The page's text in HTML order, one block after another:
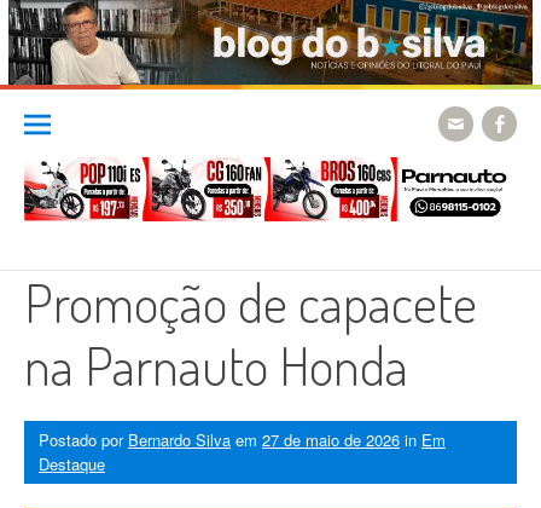
Skip
content
Promoção de capacete
na Parnauto Honda
Postado por Bernardo Silva em 27 de maio de 2026 in Em
Destaque